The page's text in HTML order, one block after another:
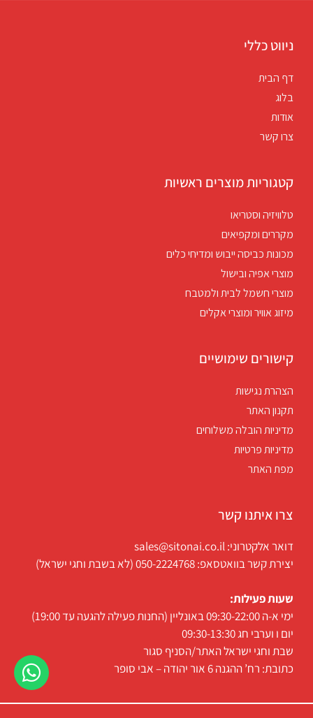
ניווט כללי
דף הבית
בלוג
אודות
צרו קשר
קטגוריות מוצרים ראשיות
טלוויזיה וסטריאו
מקררים ומקפיאים
מכונות כביסה ייבוש ומדיחי כלים
מוצרי אפיה ובישול
מוצרי חשמל לבית ולמטבח
מיזוג אוויר ומוצרי אקלים
קישורים שימושיים
הצהרת נגישות
תקנון האתר
מדיניות הובלה משלוחים
מדיניות פרטיות
מפת האתר
צרו איתנו קשר
דואר אלקטרוני: sales@sitonai.co.il
יצירת קשר בוואטסאפ: 050-2224768 (לא בשבת וחגי ישראל)
שעות פעילות:
ימי א-ה 09:30-22:00 באונליין (החנות פעילה להגעה עד 19:00)
יום ו וערבי חג 09:30-13:30
שבת וחגי ישראל האתר/הסניף סגור
כתובת: רח’ ההגנה 6 אור יהודה – אבי סופר